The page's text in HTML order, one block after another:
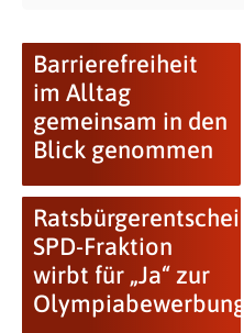
Barrierefreiheit
im Alltag
gemeinsam in den
Blick genommen
Ratsbürgerentscheid:
SPD-Fraktion
wirbt für „Ja“ zur
Olympiabewerbung